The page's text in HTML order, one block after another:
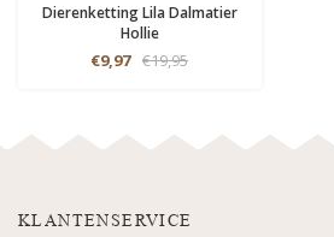
Dierenketting Lila Dalmatier
Hollie
€9,97 €19,95
KLANTENSERVICE